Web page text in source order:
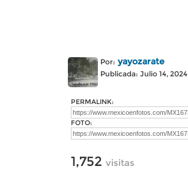
Por: yayozarate
Publicada: Julio 14, 2024
PERMALINK:
FOTO:
1,752 visitas